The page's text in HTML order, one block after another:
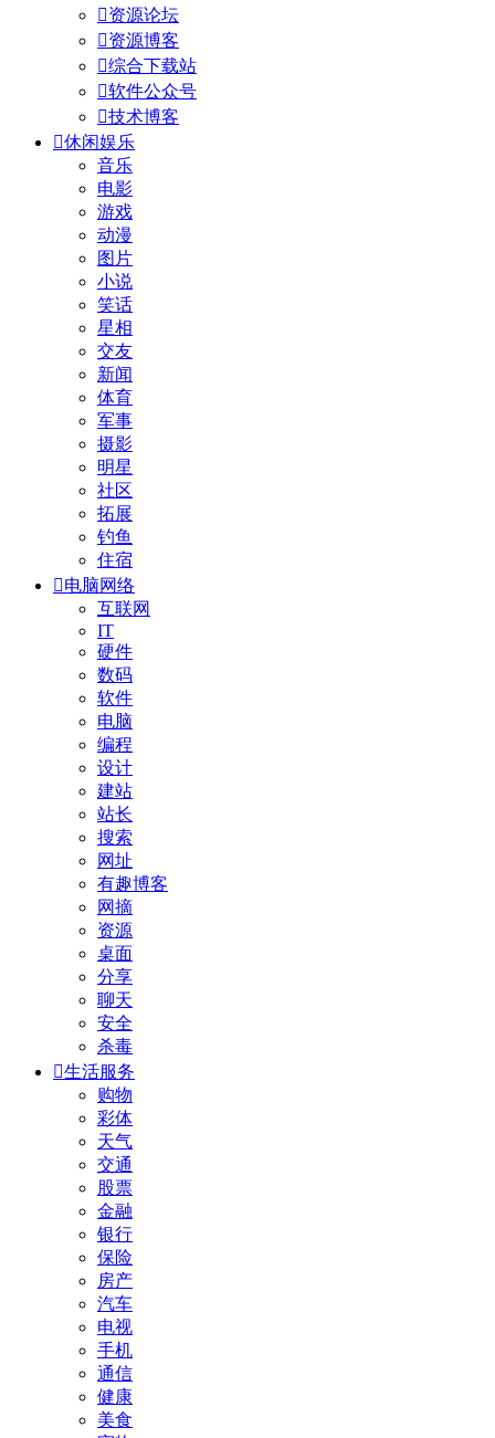
资源论坛
资源博客
综合下载站
软件公众号
技术博客
休闲娱乐
音乐
电影
游戏
动漫
图片
小说
笑话
星相
交友
新闻
体育
军事
摄影
明星
社区
拓展
钓鱼
住宿
电脑网络
互联网
IT
硬件
数码
软件
电脑
编程
设计
建站
站长
搜索
网址
有趣博客
网摘
资源
桌面
分享
聊天
安全
杀毒
生活服务
购物
彩体
天气
交通
股票
金融
银行
保险
房产
汽车
电视
手机
通信
健康
美食